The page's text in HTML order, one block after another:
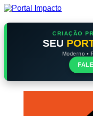
Ir
o
CRIAÇÃO
SEU
Moderno •